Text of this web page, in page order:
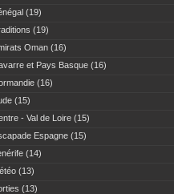
(19)
(19)
Oman (16)
et Pays Basque (16)
(16)
(15)
- Val de Loire (15)
Espagne (15)
(14)
(13)
(13)